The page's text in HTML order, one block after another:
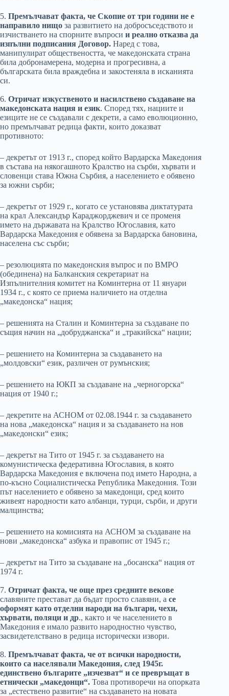
5. Премълчават факта, че Скопие от три години не е
направило нищо за развитието на добросъседството и
изчистването на спорните въпроси и реално отказва да
изпълни подписания Договор. Наред с това,
манипулират обществеността, че македонската страна
била добронамерена, модерна и прогресивна, а
българската била враждебна и закостеняла в исканията
си.
6. Отричат изкуственото и насилствено създаване на
македонската нация и език. Според тях, нациите и
езиците не се създавали с декрети, а само еволюционно,
но премълчават редица факти, които доказват
противното:
– декретът от 1913 г., според който Вардарска Македония
в състава на някогашното Кралство на сърби, хървати и
словенци става Южна Сърбия, а населението е обявено
за южни сърби;
– декретът от 1929 г., когато се установява диктатурата
на крал Александър Караджорджевич и се променя
името на държавата на Кралство Югославия, като
Вардарска Македония е обявена за Вардарска бановина,
населена със сърби;
– резолюцията по македонския въпрос и по ВМРО
(обединена) на Балканския секретариат на
Изпълнителния комитет на Коминтерна от 11 януари
1934 г., с която се приема наличието на отделна
„македонска“ нация;
– решенията на Сталин и Коминтерна за създаване по
същия начин на „добруджанска“ и „тракийска“ нации;
– решението на Коминтерна за създаването на
„молдовски“ език, различен от румънския;
– решението на ЮКП за създаване на „черногорска“
нация от 1940 г.;
– декретите на АСНОМ от 02.08.1944 г. за създаването
на нова „македонска“ нация и за създаването на нов
„македонски“ език;
– декретът на Тито от 1945 г. за създаването на
комунистическа федеративна Югославия, в която
Вардарска Македония е включена под името Народна, а
по-късно Социалистическа Република Македония. Този
път населението е обявено за македонци, сред които
живеят народности като албанци, турци, сърби, и други
малцинства;
– решението на комисията на АСНОМ за създаване на
нови „македонска“ азбука и правопис от 1945 г.;
– декретът на Тито за създаване на „босанска“ нация от
1974 г.
7. Отричат факта, че още през средните векове
славяните престават да бъдат просто славяни, а се
оформят като отделни народи на българи, чехи,
хървати, поляци и др., както и че населението в
Македония е имало развито народностно чувство,
засвидетелствано в редица исторически извори.
8. Премълчават факта, че от всички народности,
които са населявали Македония, след 1945г.
единствено българите „изчезват“ и се превръщат в
етнически „македонци“. Това противоречи на опорката
за „естествено развитие“ на създаването на новата